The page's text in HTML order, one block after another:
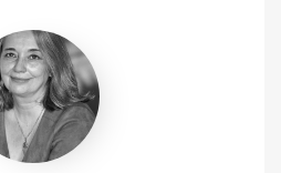
Isabelle
Pellé